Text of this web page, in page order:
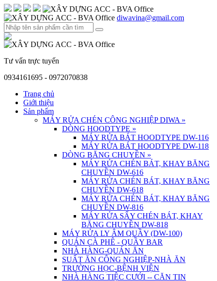
diwavina@gmail.com
Tư vấn trực tuyến
0934161695 - 0972070838
Trang chủ
Giới thiệu
Sản phẩm
MÁY RỬA CHÉN CÔNG NGHIỆP DIWA »
DÒNG HOODTYPE »
MÁY RỬA BÁT HOODTYPE DW-116
MÁY RỬA BÁT HOODTYPE DW-118
DÒNG BĂNG CHUYỀN »
MÁY RỬA CHÉN BÁT, KHAY BĂNG
CHUYỀN DW-616
MÁY RỬA CHÉN BÁT, KHAY BĂNG
CHUYỀN DW-618
MÁY RỬA CHÉN BÁT, KHAY BĂNG
CHUYỀN DW-816
MÁY RỬA SẤY CHÉN BÁT, KHAY
BĂNG CHUYỀN DW-818
MÁY RỬA LY ÂM QUẦY (DW-100)
QUÁN CÀ PHÊ - QUẦY BAR
NHÀ HÀNG-QUÁN ĂN
SUẤT ĂN CÔNG NGHIỆP-NHÀ ĂN
TRƯỜNG HỌC-BỆNH VIỆN
NHÀ HÀNG TIỆC CƯỚI -- CĂN TIN